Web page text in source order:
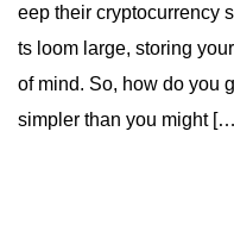
eep their cryptocurrency
ts loom large, storing
of mind. So, how do you
simpler than you might